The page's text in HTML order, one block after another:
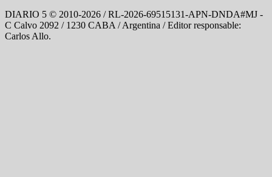
DIARIO 5 © 2010-2026 / RL-2026-69515131-APN-DNDA#MJ -
C Calvo 2092 / 1230 CABA / Argentina / Editor responsable:
Carlos Allo.